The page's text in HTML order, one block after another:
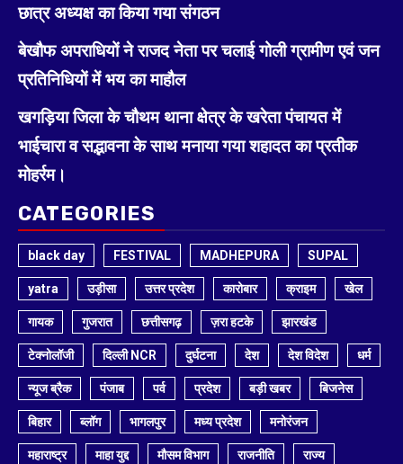
छात्र अध्यक्ष का किया गया संगठन
बेखौफ अपराधियों ने राजद नेता पर चलाई गोली ग्रामीण एवं जन
प्रतिनिधियों में भय का माहौल
खगड़िया जिला के चौथम थाना क्षेत्र के खरेता पंचायत में
भाईचारा व सद्भावना के साथ मनाया गया शहादत का प्रतीक
मोहर्रम।
CATEGORIES
black day FESTIVAL MADHEPURA SUPAL
yatra उड़ीसा उत्तर प्रदेश कारोबार क्राइम खेल
गायक गुजरात छत्तीसगढ़ ज़रा हटके झारखंड
टेक्नोलॉजी दिल्ली NCR दुर्घटना देश देश विदेश धर्म
न्यूज ब्रैक पंजाब पर्व प्रदेश बड़ी खबर बिजनेस
बिहार ब्लॉग भागलपुर मध्य प्रदेश मनोरंजन
महाराष्ट्र माहा युद्द मौसम विभाग राजनीति राज्य